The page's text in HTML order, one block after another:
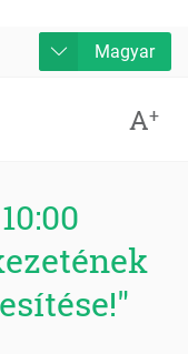
Magyar
A+